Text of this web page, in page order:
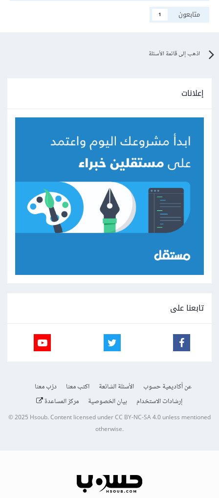
متابعون
1
اذهب إلى قائمة الأسئلة
إعلانات
تابعنا على
عن أكاديمية حسوب الأسئلة الشائعة اكتب معنا
درّب معنا
إرشادات الاستخدام
بيان الخصوصية مركز المساعدة
© 2025Hsoub.Content licensed underCC BY-NC-SA 4.0unless mentioned
otherwise.